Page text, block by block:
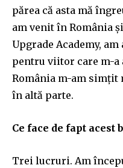
părea că asta mă
am venit în România
Upgrade Academy,
pentru viitor care m-a
România m-am simțit
în altă parte.
Ce face de fapt acest
Trei lucruri. Am